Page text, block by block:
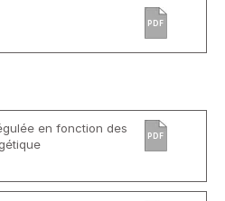
PDF
en fonction des
PDF